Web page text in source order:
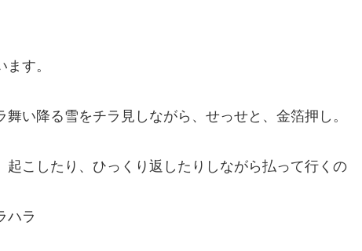
す。
い降る雪をチラ見しながら、せっせと、金箔押し。
こしたり、ひっくり返したりしながら払って行くの
ハラ